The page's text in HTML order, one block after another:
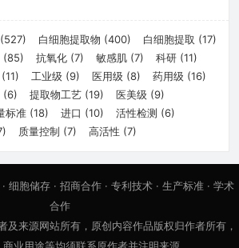
(527) 白细胞提取物 (400) 白细胞提取 (17)
(85) 抗氧化 (7) 敏感肌 (7) 科研 (11)
(11) 工业级 (9) 医用级 (8) 药用级 (16)
(6) 提取物工艺 (19) 医美级 (9)
标准 (18) 进口 (10) 活性检测 (6)
质量控制 (7) 高活性 (7)
· 细胞储存 · 招商合作 · 专利技术 · 生产标准 · 学术
合作
及来源网站所有，原创内容作品版权归作者所有，
业用途等均须联系原作者并注明来源。